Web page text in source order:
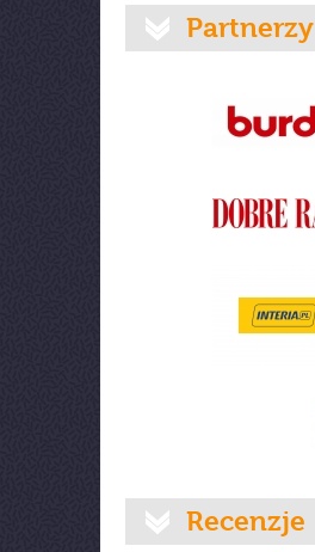
Partnerzy
Recenzje